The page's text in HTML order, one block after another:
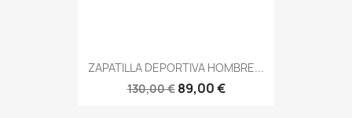
ZAPATILLA DEPORTIVA HOMBRE...
130,00 € 89,00 €